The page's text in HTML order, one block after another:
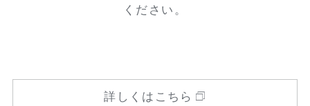
ください。
詳しくはこちら